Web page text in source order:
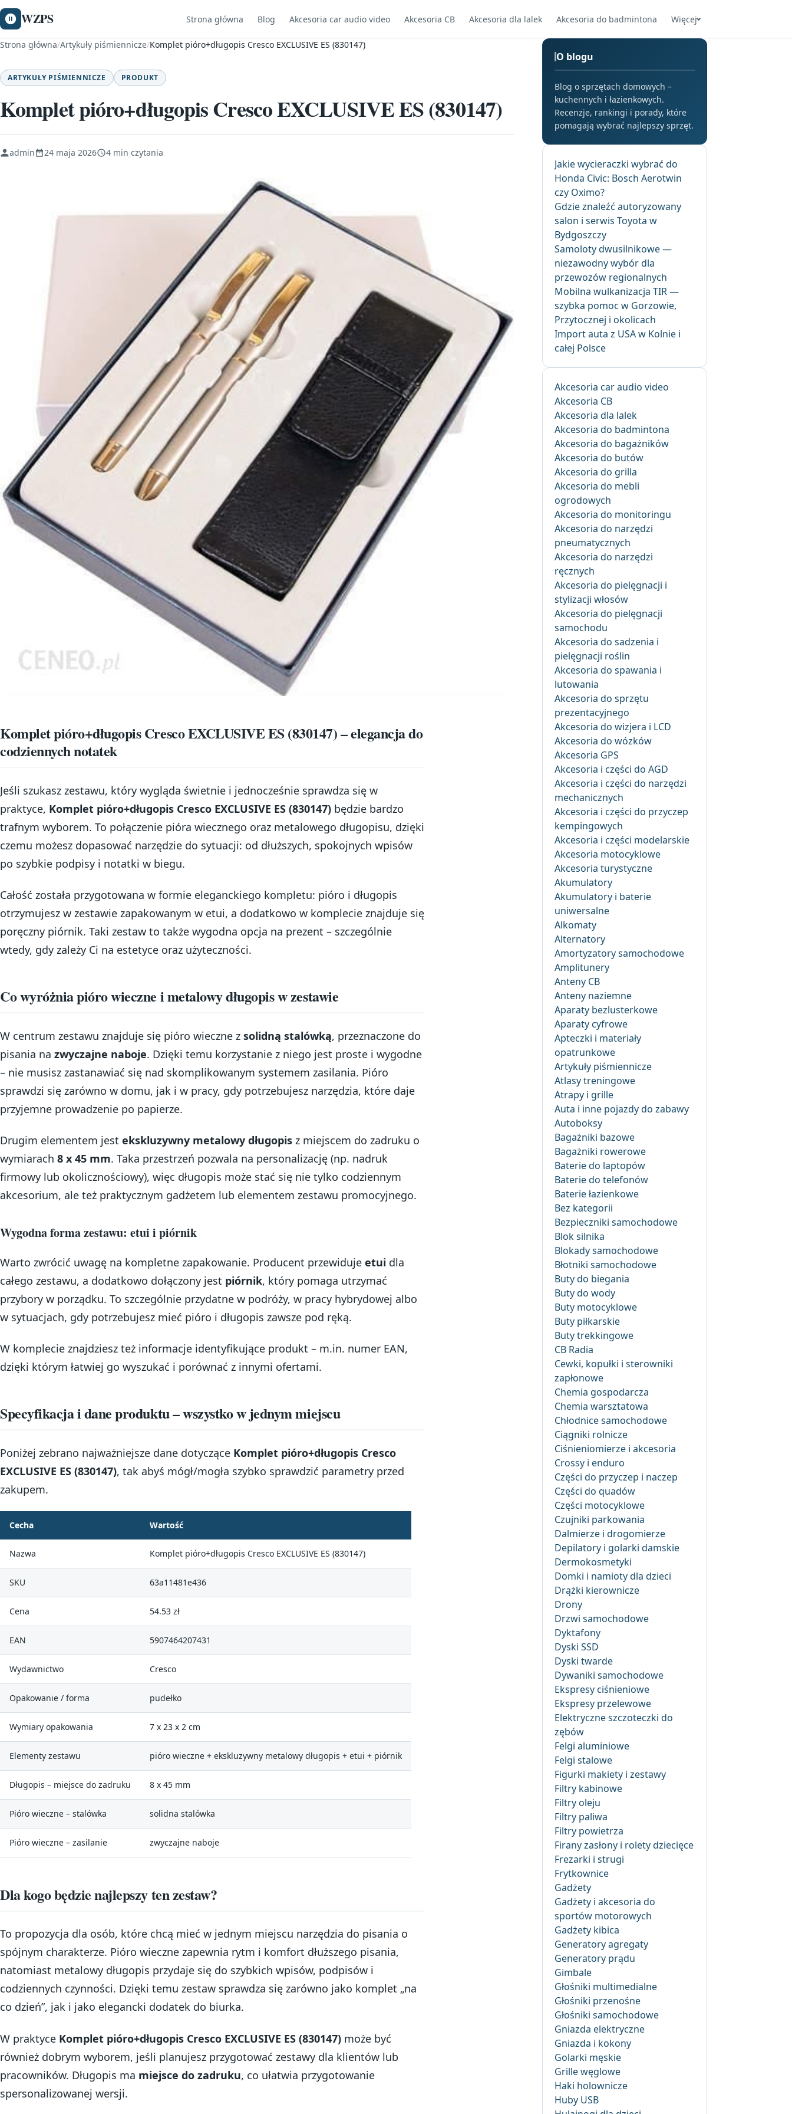
WZPS Strona główna Blog Akcesoria car audio video Akcesoria CB Akcesoria dla lalek Akcesoria do badmintona Więcej
Strona główna/Artykuły piśmiennicze/Komplet pióro+długopis Cresco EXCLUSIVE ES (830147)
ARTYKUŁY PIŚMIENNICZE PRODUKT
Komplet pióro+długopis Cresco EXCLUSIVE ES (830147)
admin 24 maja 2026 4 min czytania
Komplet pióro+długopis Cresco EXCLUSIVE ES (830147) – elegancja do
codziennych notatek
Jeśli szukasz zestawu, który wygląda świetnie i jednocześnie sprawdza się w
praktyce, Komplet pióro+długopis Cresco EXCLUSIVE ES (830147) będzie bardzo
trafnym wyborem. To połączenie pióra wiecznego oraz metalowego długopisu, dzięki
czemu możesz dopasować narzędzie do sytuacji: od dłuższych, spokojnych wpisów
po szybkie podpisy i notatki w biegu.
Całość została przygotowana w formie eleganckiego kompletu: pióro i długopis
otrzymujesz w zestawie zapakowanym w etui, a dodatkowo w komplecie znajduje się
poręczny piórnik. Taki zestaw to także wygodna opcja na prezent – szczególnie
wtedy, gdy zależy Ci na estetyce oraz użyteczności.
Co wyróżnia pióro wieczne i metalowy długopis w zestawie
W centrum zestawu znajduje się pióro wieczne z solidną stalówką, przeznaczone do
pisania na zwyczajne naboje. Dzięki temu korzystanie z niego jest proste i wygodne
– nie musisz zastanawiać się nad skomplikowanym systemem zasilania. Pióro
sprawdzi się zarówno w domu, jak i w pracy, gdy potrzebujesz narzędzia, które daje
przyjemne prowadzenie po papierze.
Drugim elementem jest ekskluzywny metalowy długopis z miejscem do zadruku o
wymiarach 8 x 45 mm. Taka przestrzeń pozwala na personalizację (np. nadruk
firmowy lub okolicznościowy), więc długopis może stać się nie tylko codziennym
akcesorium, ale też praktycznym gadżetem lub elementem zestawu promocyjnego.
Wygodna forma zestawu: etui i piórnik
Warto zwrócić uwagę na kompletne zapakowanie. Producent przewiduje etui dla
całego zestawu, a dodatkowo dołączony jest piórnik, który pomaga utrzymać
przybory w porządku. To szczególnie przydatne w podróży, w pracy hybrydowej albo
w sytuacjach, gdy potrzebujesz mieć pióro i długopis zawsze pod ręką.
W komplecie znajdziesz też informacje identyfikujące produkt – m.in. numer EAN,
dzięki którym łatwiej go wyszukać i porównać z innymi ofertami.
Specyfikacja i dane produktu – wszystko w jednym miejscu
Poniżej zebrano najważniejsze dane dotyczące Komplet pióro+długopis Cresco
EXCLUSIVE ES (830147), tak abyś mógł/mogła szybko sprawdzić parametry przed
zakupem.
Cecha Wartość
Nazwa Komplet pióro+długopis Cresco EXCLUSIVE ES (830147)
SKU 63a11481e436
Cena 54.53 zł
EAN 5907464207431
Wydawnictwo Cresco
Opakowanie / forma pudełko
Wymiary opakowania 7 x 23 x 2 cm
Elementy zestawu pióro wieczne + ekskluzywny metalowy długopis + etui + piórnik
Długopis – miejsce do zadruku 8 x 45 mm
Pióro wieczne – stalówka solidna stalówka
Pióro wieczne – zasilanie zwyczajne naboje
Dla kogo będzie najlepszy ten zestaw?
To propozycja dla osób, które chcą mieć w jednym miejscu narzędzia do pisania o
spójnym charakterze. Pióro wieczne zapewnia rytm i komfort dłuższego pisania,
natomiast metalowy długopis przydaje się do szybkich wpisów, podpisów i
codziennych czynności. Dzięki temu zestaw sprawdza się zarówno jako komplet „na
co dzień”, jak i jako elegancki dodatek do biurka.
W praktyce Komplet pióro+długopis Cresco EXCLUSIVE ES (830147) może być
również dobrym wyborem, jeśli planujesz przygotować zestawy dla klientów lub
pracowników. Długopis ma miejsce do zadruku, co ułatwia przygotowanie
spersonalizowanej wersji.
O blogu
Blog o sprzętach domowych –
kuchennych i łazienkowych.
Recenzje, rankingi i porady, które
pomagają wybrać najlepszy sprzęt.
Jakie wycieraczki wybrać do
Honda Civic: Bosch Aerotwin
czy Oximo?
Gdzie znaleźć autoryzowany
salon i serwis Toyota w
Bydgoszczy
Samoloty dwusilnikowe —
niezawodny wybór dla
przewozów regionalnych
Mobilna wulkanizacja TIR —
szybka pomoc w Gorzowie,
Przytocznej i okolicach
Import auta z USA w Kolnie i
całej Polsce
Akcesoria car audio video
Akcesoria CB
Akcesoria dla lalek
Akcesoria do badmintona
Akcesoria do bagażników
Akcesoria do butów
Akcesoria do grilla
Akcesoria do mebli
ogrodowych
Akcesoria do monitoringu
Akcesoria do narzędzi
pneumatycznych
Akcesoria do narzędzi
ręcznych
Akcesoria do pielęgnacji i
stylizacji włosów
Akcesoria do pielęgnacji
samochodu
Akcesoria do sadzenia i
pielęgnacji roślin
Akcesoria do spawania i
lutowania
Akcesoria do sprzętu
prezentacyjnego
Akcesoria do wizjera i LCD
Akcesoria do wózków
Akcesoria GPS
Akcesoria i części do AGD
Akcesoria i części do narzędzi
mechanicznych
Akcesoria i części do przyczep
kempingowych
Akcesoria i części modelarskie
Akcesoria motocyklowe
Akcesoria turystyczne
Akumulatory
Akumulatory i baterie
uniwersalne
Alkomaty
Alternatory
Amortyzatory samochodowe
Amplitunery
Anteny CB
Anteny naziemne
Aparaty bezlusterkowe
Aparaty cyfrowe
Apteczki i materiały
opatrunkowe
Artykuły piśmiennicze
Atlasy treningowe
Atrapy i grille
Auta i inne pojazdy do zabawy
Autoboksy
Bagażniki bazowe
Bagażniki rowerowe
Baterie do laptopów
Baterie do telefonów
Baterie łazienkowe
Bez kategorii
Bezpieczniki samochodowe
Blok silnika
Blokady samochodowe
Błotniki samochodowe
Buty do biegania
Buty do wody
Buty motocyklowe
Buty piłkarskie
Buty trekkingowe
CB Radia
Cewki, kopułki i sterowniki
zapłonowe
Chemia gospodarcza
Chemia warsztatowa
Chłodnice samochodowe
Ciągniki rolnicze
Ciśnieniomierze i akcesoria
Crossy i enduro
Części do przyczep i naczep
Części do quadów
Części motocyklowe
Czujniki parkowania
Dalmierze i drogomierze
Depilatory i golarki damskie
Dermokosmetyki
Domki i namioty dla dzieci
Drążki kierownicze
Drony
Drzwi samochodowe
Dyktafony
Dyski SSD
Dyski twarde
Dywaniki samochodowe
Ekspresy ciśnieniowe
Ekspresy przelewowe
Elektryczne szczoteczki do
zębów
Felgi aluminiowe
Felgi stalowe
Figurki makiety i zestawy
Filtry kabinowe
Filtry oleju
Filtry paliwa
Filtry powietrza
Firany zasłony i rolety dziecięce
Frezarki i strugi
Frytkownice
Gadżety
Gadżety i akcesoria do
sportów motorowych
Gadżety kibica
Generatory agregaty
Generatory prądu
Gimbale
Głośniki multimedialne
Głośniki przenośne
Głośniki samochodowe
Gniazda elektryczne
Gniazda i kokony
Golarki męskie
Grille węglowe
Haki holownicze
Huby USB